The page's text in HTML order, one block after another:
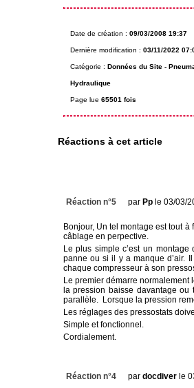
Date de création : 09/03/2008 19:37
Dernière modification : 03/11/2022
Catégorie : Données du Site -
Hydraulique
Page lue 65501 fois
Réactions à cet article
Réaction n°5 par Pple 03/03/
Bonjour, Un tel montage est tout
câblage en perpective.
Le plus simple c’est un
panne ou si il y a manque d’air.
chaque compresseur à son
Le premier démarre normalement
la pression baisse davantage
parallèle. Lorsque la pression
Les réglages des pressostats
Simple et fonctionnel.
Cordialement.
Réaction n°4 par docdiverle